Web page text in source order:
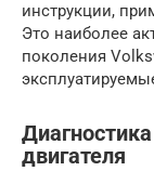
инструкции,
Это наиболее
поколения
двигателя